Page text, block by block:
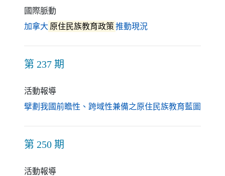
國際脈動
加拿大 原住民族教育政策 推動現況
第 237 期
活動報導
擘劃我國前瞻性、跨域性兼備之原住民族教育藍圖
第 250 期
活動報導